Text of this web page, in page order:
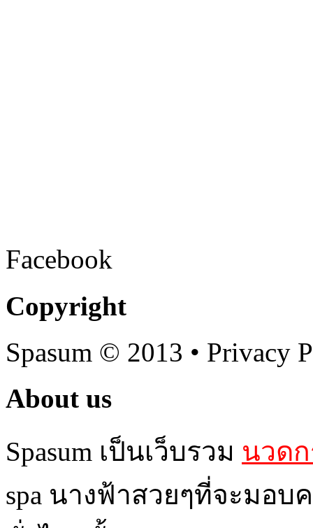
Facebook
Copyright
Spasum © 2013 • Privacy
About us
Spasum เป็นเว็บรวม นวด
spa นางฟ้าสวยๆที่จะมอ